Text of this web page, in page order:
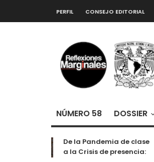
PERFIL CONSEJO EDITORIAL
NÚMERO 58 DOSSIER
De la Pandemia de clase
a la Crisis de presencia: